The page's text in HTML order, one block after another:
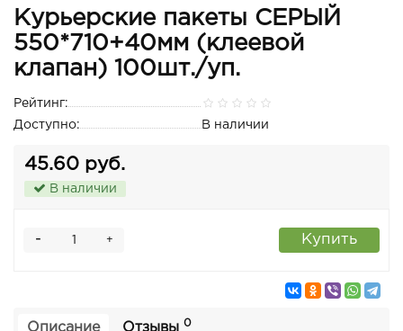
Курьерские пакеты СЕРЫЙ
550*710+40мм (клеевой
клапан) 100шт./уп.
Рейтинг:
Доступно:
В наличии
45.60 руб.
В наличии
+
- Купить
Описание Отзывы 0